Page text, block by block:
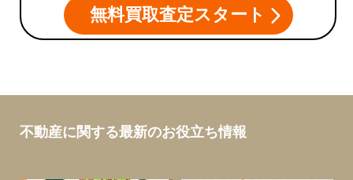
無料買取査定スタート
不動産に関する最新のお役立ち情報